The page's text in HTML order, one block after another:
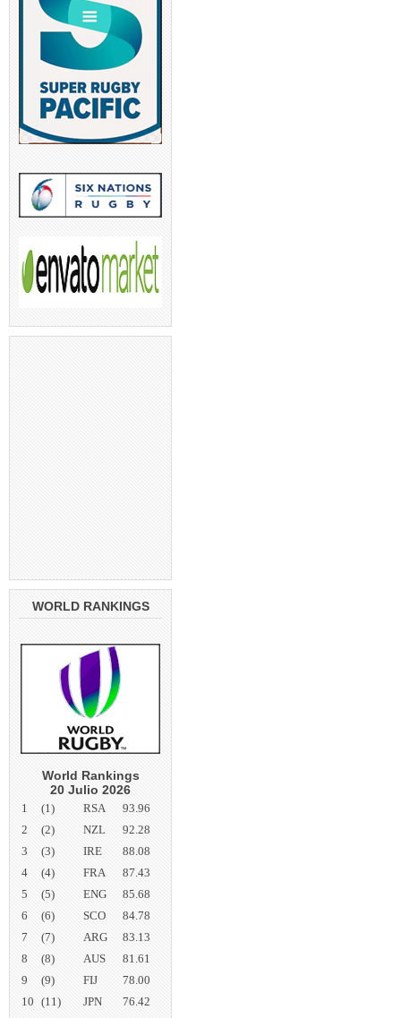
WORLD RANKINGS
World Rankings
20 Julio 2026
1 (1) RSA
93.96
2
(2) NZL
92.28
3
(3) IRE
88.08
4
(4) FRA
87.43
5
(5) ENG
85.68
6
(6) SCO
84.78
7
(7) ARG
83.13
8
(8) AUS
81.61
9
(9) FIJ
78.00
10 (11) JPN 76.42